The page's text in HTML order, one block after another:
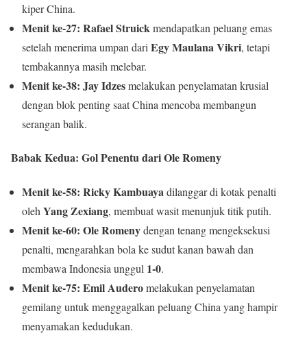
kiper China.
Menit ke-27: Rafael Struickmendapatkan peluang emas
setelah menerima umpan dari Egy Maulana Vikri, tetapi
tembakannya masih melebar.
Menit ke-38: Jay Idzesmelakukan penyelamatan krusial
dengan blok penting saat China mencoba membangun
serangan balik.
Babak Kedua: Gol Penentu dari Ole Romeny
Menit ke-58: Ricky Kambuaya dilanggar di kotak penalti
oleh Yang Zexiang, membuat wasit menunjuk titik putih.
Menit ke-60: Ole Romenydengan tenang mengeksekusi
penalti, mengarahkan bola ke sudut kanan bawah dan
membawa Indonesia unggul 1-0.
Menit ke-75: Emil Auderomelakukan penyelamatan
gemilang untuk menggagalkan peluang China yang hampir
menyamakan kedudukan.